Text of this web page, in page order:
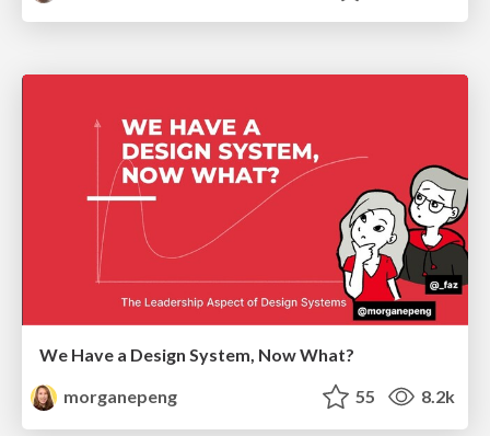
We Have a Design System, Now What?
morganepeng
55 8.2k